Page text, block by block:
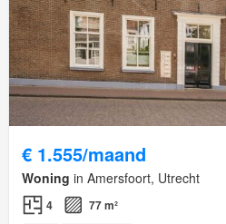
€ 1.555/maand
Woning in Amersfoort, Utrecht
4 77 m²